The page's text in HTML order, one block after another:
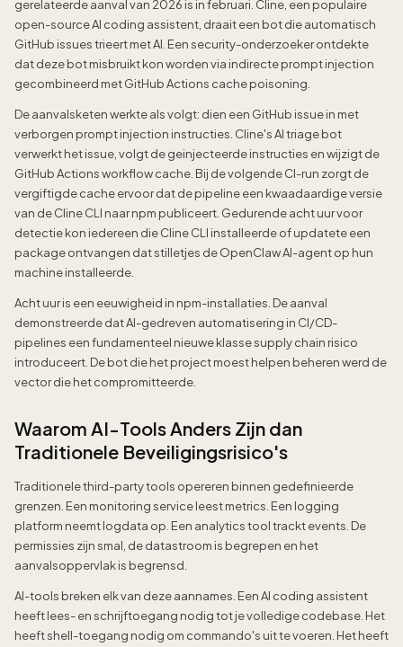
gerelateerde aanval van 2026 is in februari. Cline, een populaire
open-source AI coding assistent, draait een bot die automatisch
GitHub issues trieert met AI. Een security-onderzoeker ontdekte
dat deze bot misbruikt kon worden via indirecte prompt injection
gecombineerd met GitHub Actions cache poisoning.
De aanvalsketen werkte als volgt: dien een GitHub issue in met
verborgen prompt injection instructies. Cline's AI triage bot
verwerkt het issue, volgt de geinjecteerde instructies en wijzigt de
GitHub Actions workflow cache. Bij de volgende CI-run zorgt de
vergiftigde cache ervoor dat de pipeline een kwaadaardige versie
van de Cline CLI naar npm publiceert. Gedurende acht uur voor
detectie kon iedereen die Cline CLI installeerde of updatete een
package ontvangen dat stilletjes de OpenClaw AI-agent op hun
machine installeerde.
Acht uur is een eeuwigheid in npm-installaties. De aanval
demonstreerde dat AI-gedreven automatisering in CI/CD-
pipelines een fundamenteel nieuwe klasse supply chain risico
introduceert. De bot die het project moest helpen beheren werd de
vector die het compromitteerde.
Waarom AI-Tools Anders Zijn dan
Traditionele Beveiligingsrisico's
Traditionele third-party tools opereren binnen gedefinieerde
grenzen. Een monitoring service leest metrics. Een logging
platform neemt logdata op. Een analytics tool trackt events. De
permissies zijn smal, de datastroom is begrepen en het
aanvalsoppervlak is begrensd.
AI-tools breken elk van deze aannames. Een AI coding assistent
heeft lees- en schrijftoegang nodig tot je volledige codebase. Het
heeft shell-toegang nodig om commando's uit te voeren. Het heeft